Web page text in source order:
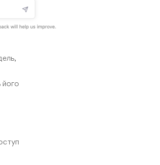
його